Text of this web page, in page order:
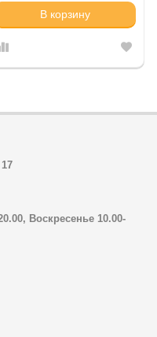
В корзину
Воскресенье 10.00-